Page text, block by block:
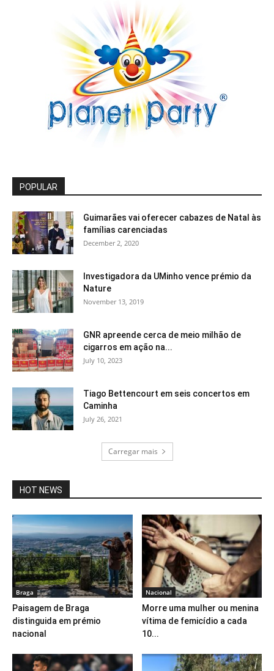
POPULAR
Guimarães vai oferecer cabazes de Natal às
famílias carenciadas
December 2, 2020
Investigadora da UMinho vence prémio da
Nature
November 13, 2019
GNR apreende cerca de meio milhão de
cigarros em ação na...
July 10, 2023
Tiago Bettencourt em seis concertos em
Caminha
July 26, 2021
Carregar mais
HOT NEWS
Braga
Paisagem de Braga
distinguida em prémio
nacional
Nacional
Morre uma mulher ou menina
vítima de femicídio a cada
10...